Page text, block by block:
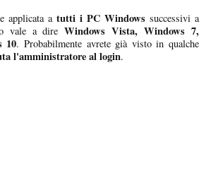
applicata atutti i PC Windows successivi a
vale a direWindows Vista, Windows 7,
10. Probabilmente avrete già visto in qualche
l'amministratore al login.